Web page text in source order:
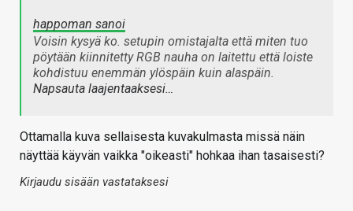
happoman sanoi
Voisin kysyä ko. setupin omistajalta että miten tuo
pöytään kiinnitetty RGB nauha on laitettu että loiste
kohdistuu enemmän ylöspäin kuin alaspäin.
Napsauta laajentaaksesi…
Ottamalla kuva sellaisesta kuvakulmasta missä näin
näyttää käyvän vaikka "oikeasti" hohkaa ihan tasaisesti?
Kirjaudu sisään vastataksesi